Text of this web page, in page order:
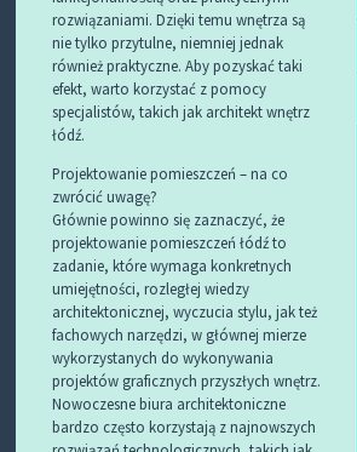
rozwiązaniami. Dzięki temu wnętrza są
nie tylko przytulne, niemniej jednak
również praktyczne. Aby pozyskać taki
efekt, warto korzystać z pomocy
specjalistów, takich jak architekt wnętrz
łódź.
Projektowanie pomieszczeń – na co
zwrócić uwagę?
Głównie powinno się zaznaczyć, że
projektowanie pomieszczeń łódź to
zadanie, które wymaga konkretnych
umiejętności, rozległej wiedzy
architektonicznej, wyczucia stylu, jak też
fachowych narzędzi, w głównej mierze
wykorzystanych do wykonywania
projektów graficznych przyszłych wnętrz.
Nowoczesne biura architektoniczne
bardzo często korzystają z najnowszych